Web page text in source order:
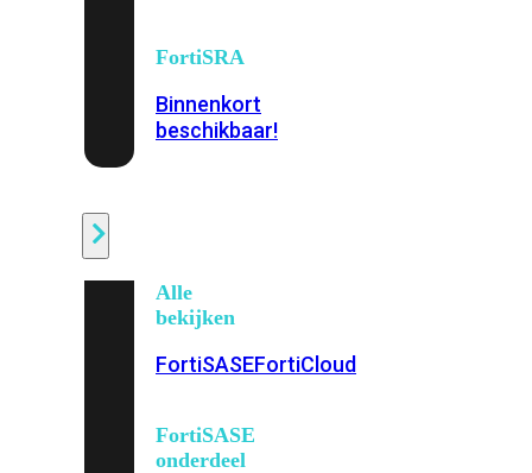
FortiSRA
Binnenkort
beschikbaar!
Alle
bekijken
FortiSASEFortiCloud
FortiSASE
onderdeel